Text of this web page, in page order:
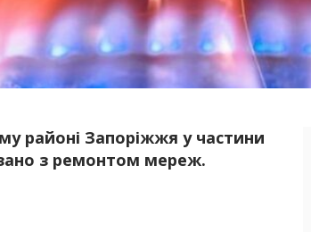
районі Запоріжжя у частини
з ремонтом мереж.